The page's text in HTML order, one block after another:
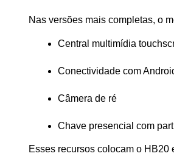
Nas versões mais completas, o
Central multimídia
Conectividade com
Câmera de ré
Chave presencial com
Esses recursos colocam o